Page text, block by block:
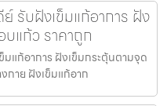
รับฝังเข็มแก้อาการ ฝัง
แก้ว ราคาถูก
มแก้อาการ ฝังเข็มกระตุ้นตามจุด
กาย ฝังเข็มแก้อาก